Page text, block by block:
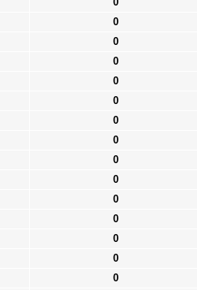
0
0
0
0
0
0
0
0
0
0
0
0
0
0